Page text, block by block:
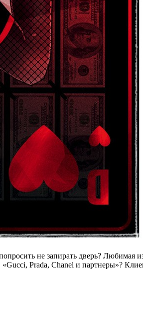
не запирать дверь? Любимая
Prada, Chanel и партнеры»?